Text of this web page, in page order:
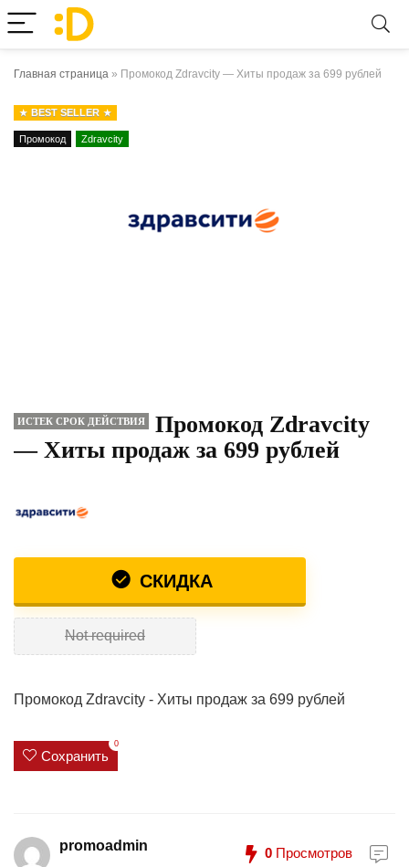
Главная страница » Промокод Zdravcity — Хиты продаж за 699 рублей
BEST SELLER
Промокод Zdravcity
ИСТЕК СРОК ДЕЙСТВИЯ
Промокод Zdravcity
— Хиты продаж за 699 рублей
СКИДКА
Not required
Промокод Zdravcity - Хиты продаж за 699 рублей
Сохранить
0
promoadmin 0 Просмотров